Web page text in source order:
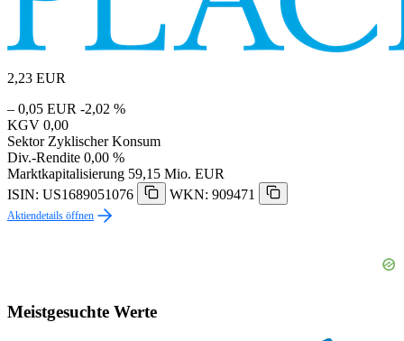
2,23 EUR
– 0,05 EUR -2,02 %
KGV 0,00
Sektor Zyklischer Konsum
Div.-Rendite 0,00 %
Marktkapitalisierung 59,15 Mio. EUR
ISIN: US1689051076
WKN: 909471
Aktiendetails öffnen
Meistgesuchte Werte